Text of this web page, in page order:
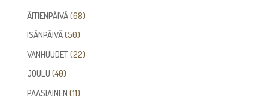
ÄITIENPÄIVÄ 6868
ISÄNPÄIVÄ 5050
tuotetta
VANHUUDET 2222
JOULU 4040
tuotetta
PÄÄSIÄINEN 1111